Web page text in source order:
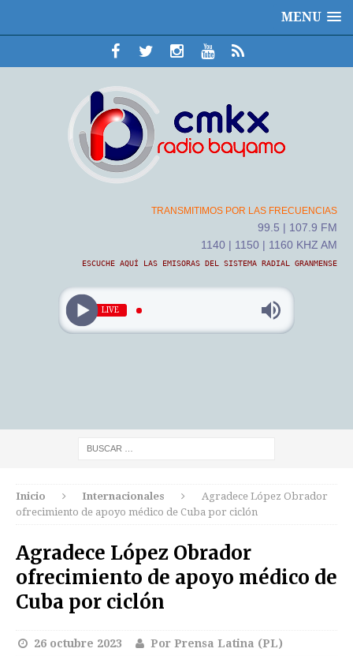
MENU
TRANSMITIMOS POR LAS FRECUENCIAS
99.5 | 107.9 FM
1140 | 1150 | 1160 KHZ AM
ESCUCHE AQUÍ LAS EMISORAS DEL SISTEMA RADIAL GRANMENSE
LIVE
Inicio Internacionales
Agradece López Obrador
ofrecimiento de apoyo médico de Cuba por ciclón
Agradece López Obrador
ofrecimiento de apoyo médico de
Cuba por ciclón
26 octubre 2023 Por Prensa Latina (PL)